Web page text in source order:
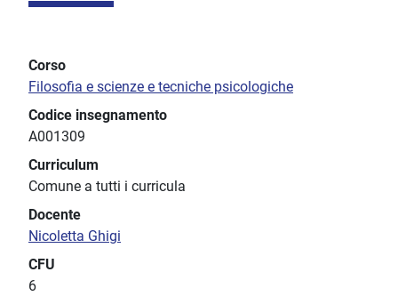
Corso
Filosofia e scienze e tecniche psicologiche
Codice insegnamento
A001309
Curriculum
Comune a tutti i curricula
Docente
Nicoletta Ghigi
CFU
6